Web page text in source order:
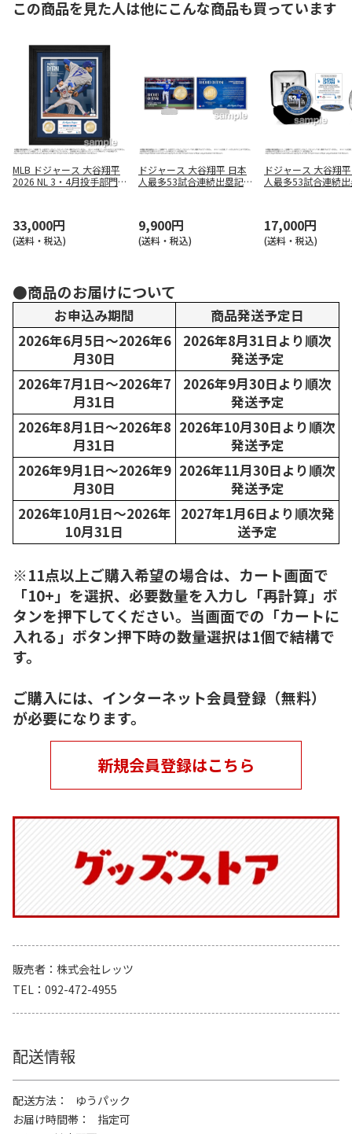
この商品を見た人は他にこんな商品も買っています
MLB ドジャース 大谷翔平
2026 NL 3・4月投手部門
33,000円
(送料・税込)
ドジャース 大谷翔平 日本
人最多53試合連続出塁記
9,900円
(送料・税込)
ドジャース 大谷翔
人最多53試合連続
17,000円
(送料・税込)
●商品のお届けについて
お申込み期間
商品発送予定日
2026年6月5日～2026年6
月30日
2026年8月31日より順次
発送予定
2026年7月1日～2026年7
月31日
2026年9月30日より順次
発送予定
2026年8月1日～2026年8
月31日
2026年10月30日より順次
発送予定
2026年9月1日～2026年9
月30日
2026年11月30日より順次
発送予定
2026年10月1日～2026年
10月31日
2027年1月6日より順次発
送予定
※11点以上ご購入希望の場合は、カート画面で
「10+」を選択、必要数量を入力し「再計算」ボ
タンを押下してください。当画面での「カートに
入れる」ボタン押下時の数量選択は1個で結構で
す。
ご購入には、インターネット会員登録（無料）
が必要になります。
新規会員登録はこちら
販売者
株式会社レッツ
TEL
092-472-4955
配送情報
配送方法
ゆうパック
お届け時間帯
指定可